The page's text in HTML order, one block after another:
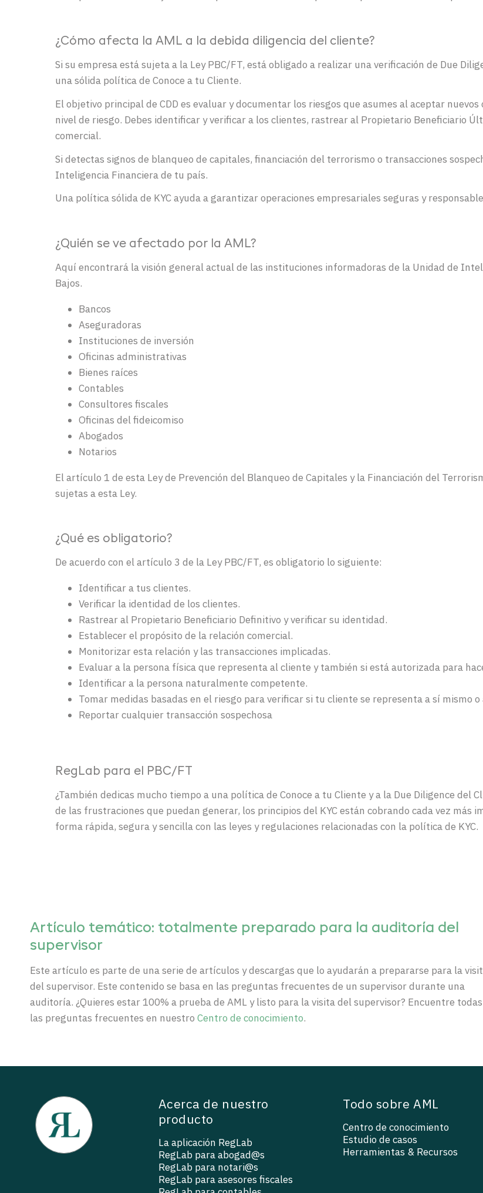
¿Cómo afecta la AML a la debida diligencia del cliente?
Si su empresa está sujeta a la Ley PBC/FT, está obligado a realizar una verificación de Due
una sólida política de Conoce a tu Cliente.
El objetivo principal de CDD es evaluar y documentar los riesgos que asumes al aceptar
nivel de riesgo. Debes identificar y verificar a los clientes, rastrear al Propietario Beneficiario
comercial.
Si detectas signos de blanqueo de capitales, financiación del terrorismo o transacciones
Inteligencia Financiera de tu país.
Una política sólida de KYC ayuda a garantizar operaciones empresariales seguras y
¿Quién se ve afectado por la AML?
Aquí encontrará la visión general actual de las instituciones informadoras de la Unidad de
Bajos.
Bancos
Aseguradoras
Instituciones de inversión
Oficinas administrativas
Bienes raíces
Contables
Consultores fiscales
Oficinas del fideicomiso
Abogados
Notarios
El artículo 1 de esta Ley de Prevención del Blanqueo de Capitales y la Financiación del
sujetas a esta Ley.
¿Qué es obligatorio?
De acuerdo con el artículo 3 de la Ley PBC/FT, es obligatorio lo siguiente:
Identificar a tus clientes.
Verificar la identidad de los clientes.
Rastrear al Propietario Beneficiario Definitivo y verificar su identidad.
Establecer el propósito de la relación comercial.
Monitorizar esta relación y las transacciones implicadas.
Evaluar a la persona física que representa al cliente y también si está autorizada para
Identificar a la persona naturalmente competente.
Tomar medidas basadas en el riesgo para verificar si tu cliente se representa a sí mismo
Reportar cualquier transacción sospechosa
RegLab para el PBC/FT
¿También dedicas mucho tiempo a una política de Conoce a tu Cliente y a la Due Diligence del
de las frustraciones que puedan generar, los principios del KYC están cobrando cada vez más
forma rápida, segura y sencilla con las leyes y regulaciones relacionadas con la política de KYC.
Artículo temático: totalmente preparado para la auditoría del
supervisor
Este artículo es parte de unaserie de artículos ydescargas que lo ayudarán a prepararse para la
del supervisor. Este contenido se basaen las preguntas frecuentes de un supervisordurante una
auditoría. ¿Quieres estar100% a pruebade AML ylisto para lavisitadel supervisor? Encuentre todas
las preguntas frecuentes en nuestro Centro de conocimiento.
Acerca de nuestro
producto
La aplicación RegLab
RegLab para abogad@s
RegLab para notari@s
RegLab para asesores fiscales
Todo sobre AML
Centro de conocimiento
Estudio de casos
Herramientas & Recursos